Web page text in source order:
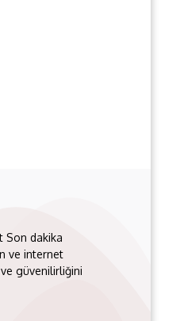
Son dakika
ve internet
güvenilirliğini